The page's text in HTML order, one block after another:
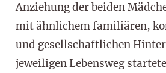
Anziehung der beiden
mit ähnlichem familiären,
und gesellschaftlichen
jeweiligen Lebensweg